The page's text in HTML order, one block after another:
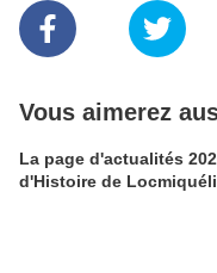
Vous aimerez
La page d'actualités
d'Histoire de